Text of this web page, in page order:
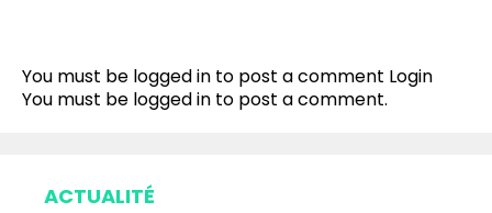
You must be logged in to post a comment Login
You must be logged in to post a comment.
ACTUALITÉ